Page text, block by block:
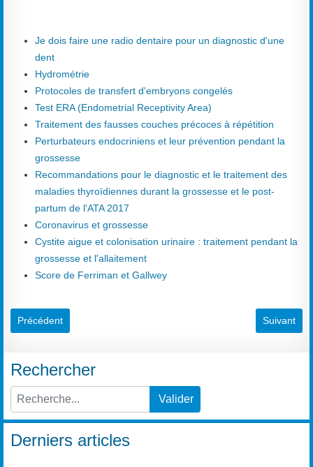
Je dois faire une radio dentaire pour un diagnostic d'une
dent
Hydrométrie
Protocoles de transfert d'embryons congelés
Test ERA (Endometrial Receptivity Area)
Traitement des fausses couches précoces à répétition
Perturbateurs endocriniens et leur prévention pendant la
grossesse
Recommandations pour le diagnostic et le traitement des
maladies thyroïdiennes durant la grossesse et le post-
partum de l'ATA 2017
Coronavirus et grossesse
Cystite aigue et colonisation urinaire : traitement pendant la
grossesse et l'allaitement
Score de Ferriman et Gallwey
Article précédent : Longueur crânio-caudale
Précédent Article
Suivant
Rechercher
Type 2 or more characters for results.
Valider
Derniers articles